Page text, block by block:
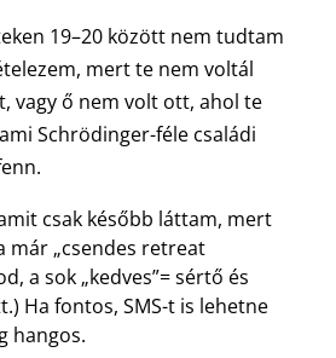
19–20 között nem tudtam
mert te nem voltál
vagy ő nem volt ott, ahol te
Schrödinger-féle családi
csak később láttam, mert
már „csendes retreat
a sok „kedves”= sértő és
Ha fontos, SMS-t is lehetne
hangos.